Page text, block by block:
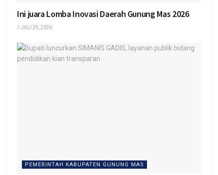
Ini juara Lomba Inovasi Daerah Gunung Mas 2026
JULI 29, 2026
PEMERINTAH KABUPATEN GUNUNG MAS